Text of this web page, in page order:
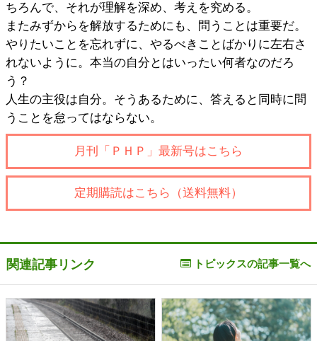
ちろんで、それが理解を深め、考えを究める。
またみずからを解放するためにも、問うことは重要だ。
やりたいことを忘れずに、やるべきことばかりに左右さ
れないように。本当の自分とはいったい何者なのだろ
う？
人生の主役は自分。そうあるために、答えると同時に問
うことを怠ってはならない。
月刊「ＰＨＰ」最新号はこちら
定期購読はこちら（送料無料）
関連記事リンク トピックスの記事一覧へ